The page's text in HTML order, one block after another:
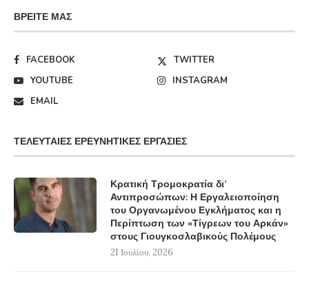
ΒΡΕΊΤΕ ΜΑΣ
FACEBOOK
TWITTER
YOUTUBE
INSTAGRAM
EMAIL
ΤΕΛΕΥΤΑΊΕΣ ΕΡΕΥΝΗΤΙΚΈΣ ΕΡΓΑΣΊΕΣ
Κρατική Τρομοκρατία δι’
Αντιπροσώπων: Η Εργαλειοποίηση
του Οργανωμένου Εγκλήματος και η
Περίπτωση των «Τίγρεων του Αρκάν»
στους Γιουγκοσλαβικούς Πολέμους
21 Ιουλίου, 2026